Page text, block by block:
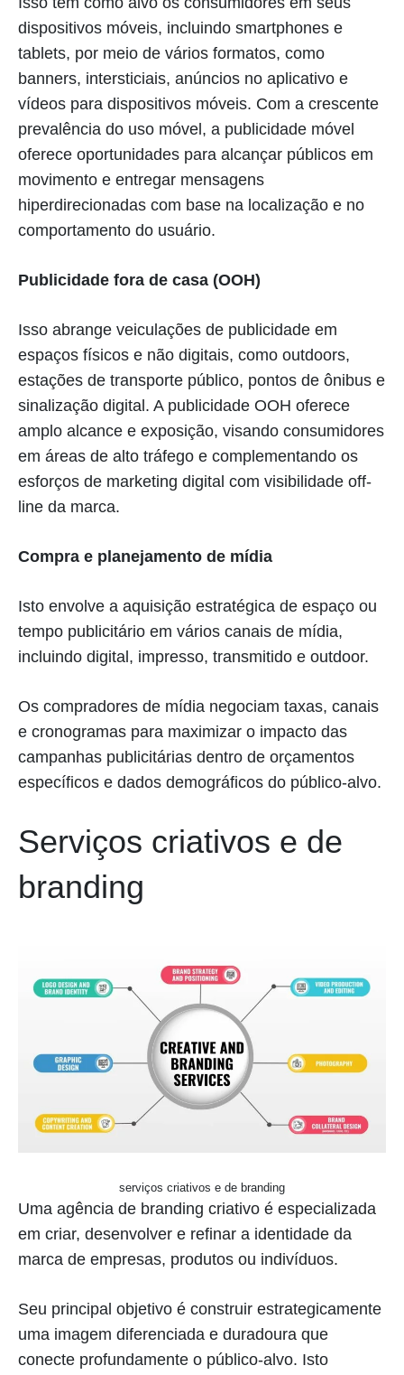
dispositivos móveis, incluindo smartphones e
tablets, por meio de vários formatos, como
banners, intersticiais, anúncios no aplicativo e
vídeos para dispositivos móveis. Com a crescente
prevalência do uso móvel, a publicidade móvel
oferece oportunidades para alcançar públicos em
movimento e entregar mensagens
hiperdirecionadas com base na localização e no
comportamento do usuário.
Publicidade fora de casa (OOH)
Isso abrange veiculações de publicidade em
espaços físicos e não digitais, como outdoors,
estações de transporte público, pontos de ônibus e
sinalização digital. A publicidade OOH oferece
amplo alcance e exposição, visando consumidores
em áreas de alto tráfego e complementando os
esforços de marketing digital com visibilidade off-
line da marca.
Compra e planejamento de mídia
Isto envolve a aquisição estratégica de espaço ou
tempo publicitário em vários canais de mídia,
incluindo digital, impresso, transmitido e outdoor.
Os compradores de mídia negociam taxas, canais
e cronogramas para maximizar o impacto das
campanhas publicitárias dentro de orçamentos
específicos e dados demográficos do público-alvo.
Serviços criativos e de
branding
serviços criativos e de branding
Uma agência de branding criativo é especializada
em criar, desenvolver e refinar a identidade da
marca de empresas, produtos ou indivíduos.
Seu principal objetivo é construir estrategicamente
uma imagem diferenciada e duradoura que
conecte profundamente o público-alvo. Isto